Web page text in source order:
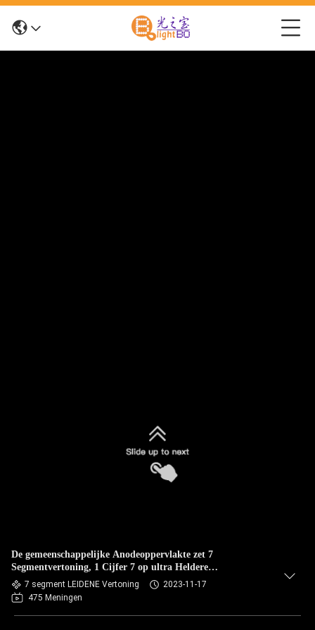
De gemeenschappelijke Anodeoppervlakte zet 7
Segmentvertoning, 1 Cijfer 7 op ultra Heldere
Segmentvertoning
7 segment LEIDENE Vertoning
2023-11-17
475 Meningen